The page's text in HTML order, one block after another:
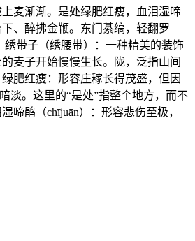
麦渐渐。是处绿肥红瘦，血泪湿啼
、醉拂金鞭。东门綦缟，轻翻罗
绣带子（绣腰带）：一种精美的装饰
麦子开始慢慢生长。陇，泛指山间
肥红瘦：形容庄稼长得茂盛，但因
淡。这里的“是处”指整个地方，而不
啼鹃（chījuān）：形容悲伤至极，